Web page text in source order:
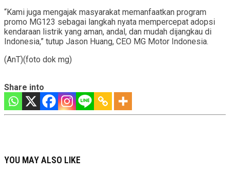
“Kami juga mengajak masyarakat memanfaatkan program
promo MG123 sebagai langkah nyata mempercepat adopsi
kendaraan listrik yang aman, andal, dan mudah dijangkau di
Indonesia,” tutup Jason Huang, CEO MG Motor Indonesia.
(AnT)(foto dok mg)
Share into
YOU MAY ALSO LIKE